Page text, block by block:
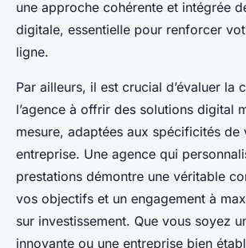
une approche cohérente et intégrée
digitale, essentielle pour renforcer
ligne.
Par ailleurs, il est crucial d’évaluer la
l’agence à offrir des solutions digital
mesure, adaptées aux spécificités de
entreprise. Une agence qui
prestations démontre une véritable
vos objectifs et un engagement à
sur investissement. Que vous soyez
innovante ou une entreprise bien